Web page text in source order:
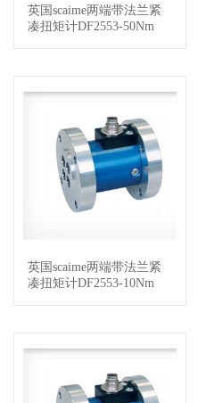
查看详情
英国scaime两端带法兰紧
凑扭矩计DF2553-50Nm
查看详情
英国scaime两端带法兰紧
凑扭矩计DF2553-10Nm